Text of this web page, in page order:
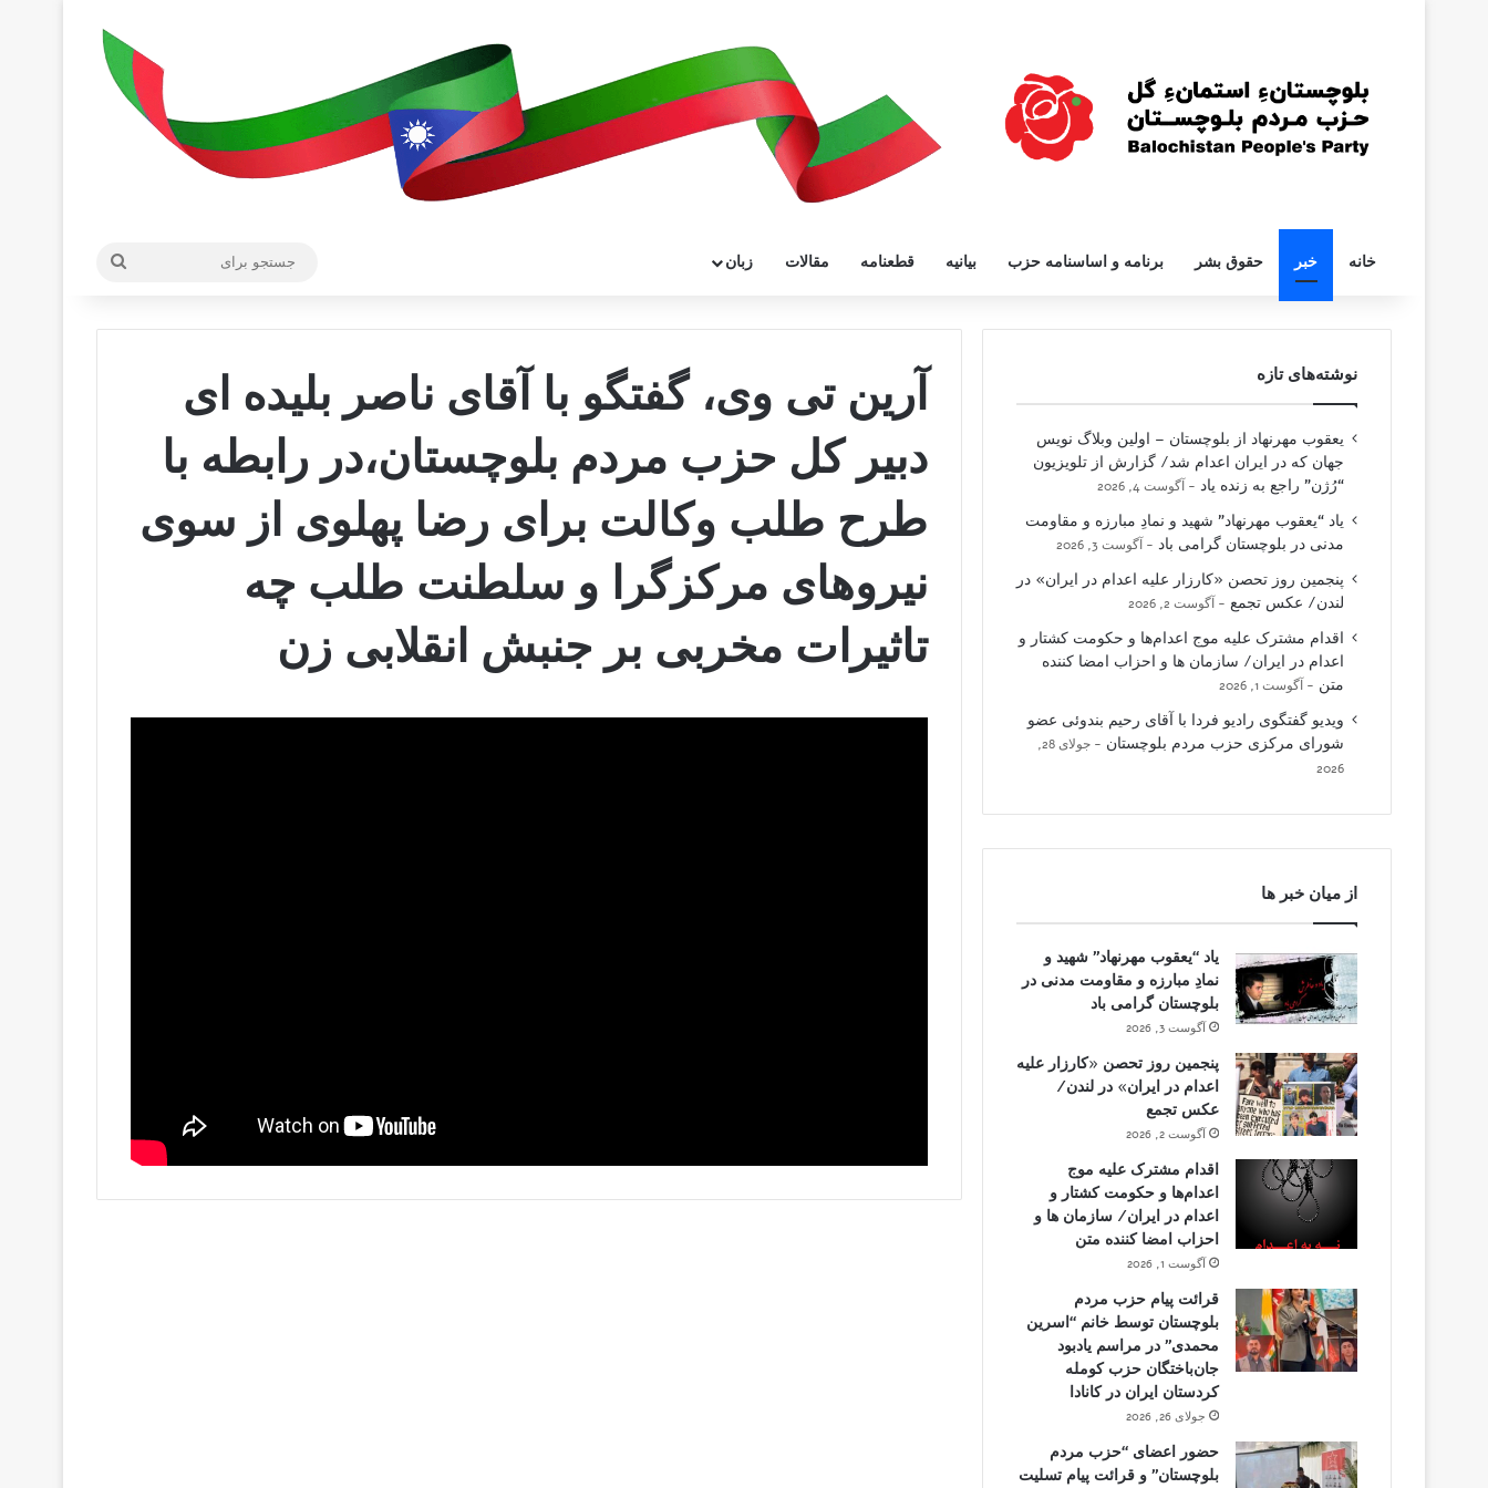
خانه خبر حقوق بشر برنامه و اساسنامه حزب بیانیه قطعنامه مقالات زبان
آرین تی وی، گفتگو با آقای ناصر بلیده ای
دبیر کل حزب مردم بلوچستان،در رابطه با
طرح طلب وکالت برای رضا پهلوی از سوی
نیروهای مرکزگرا و سلطنت‌ طلب چە
تاثیرات مخربی بر جنبش انقلابی زن
نوشته‌های تازه
یعقوب مهرنهاد از بلوچستان – اولین وبلاگ نویس
جهان که در ایران اعدام شد/ گزارش از تلویزیون
“رُژن” راجع به زنده یاد
آگوست 4, 2026
یاد “یعقوب مهرنهاد” شهید و نمادِ مبارزه و مقاومت
مدنی در بلوچستان گرامی باد
آگوست 3, 2026
پنجمین روز تحصن «کارزار علیه اعدام در ایران» در
لندن/ عکس تجمع
آگوست 2, 2026
اقدام مشترک علیه موج اعدام‌ها و حکومت کشتار و
اعدام در ایران/ سازمان ها و احزاب امضا کننده
متن
آگوست 1, 2026
ویدیو گفتگوی رادیو فردا با آقای رحیم بندوئی عضو
شورای مرکزی حزب مردم بلوچستان
جولای 28,
2026
از میان خبر ها
یاد “یعقوب مهرنهاد” شهید و
نمادِ مبارزه و مقاومت مدنی در
بلوچستان گرامی باد
آگوست 3, 2026
پنجمین روز تحصن «کارزار علیه
اعدام در ایران» در لندن/
عکس تجمع
آگوست 2, 2026
اقدام مشترک علیه موج
اعدام‌ها و حکومت کشتار و
اعدام در ایران/ سازمان ها و
احزاب امضا کننده متن
آگوست 1, 2026
قرائت پیام حزب مردم
بلوچستان توسط خانم “اسرین
محمدی” در مراسم یادبود
جان‌باختگان حزب کومله
کردستان ایران در کانادا
جولای 26, 2026
حضور اعضای “حزب مردم
بلوچستان” و قرائت پیام تسلیت